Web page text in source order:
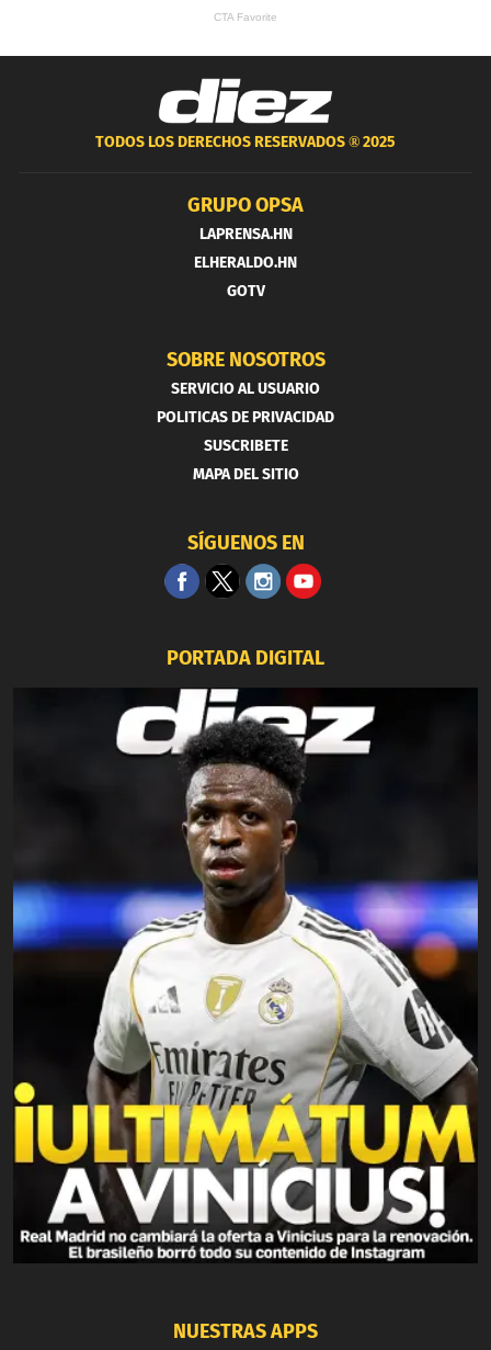
TODOS LOS DERECHOS RESERVADOS ®2025
GRUPO OPSA
LAPRENSA.HN
ELHERALDO.HN
GOTV
SOBRE NOSOTROS
SERVICIO AL USUARIO
POLITICAS DE PRIVACIDAD
SUSCRIBETE
MAPA DEL SITIO
SÍGUENOS EN
PORTADA DIGITAL
NUESTRAS APPS